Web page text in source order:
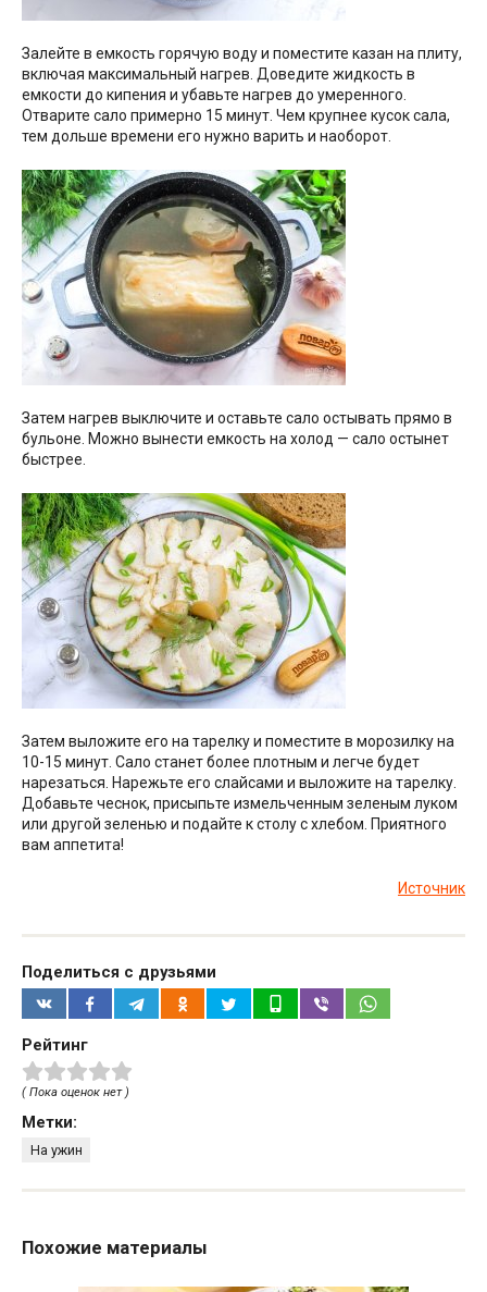
Залейте в емкость горячую воду и поместите казан на плиту,
включая максимальный нагрев. Доведите жидкость в
емкости до кипения и убавьте нагрев до умеренного.
Отварите сало примерно 15 минут. Чем крупнее кусок сала,
тем дольше времени его нужно варить и наоборот.
Затем нагрев выключите и оставьте сало остывать прямо в
бульоне. Можно вынести емкость на холод — сало остынет
быстрее.
Затем выложите его на тарелку и поместите в морозилку на
10-15 минут. Сало станет более плотным и легче будет
нарезаться. Нарежьте его слайсами и выложите на тарелку.
Добавьте чеснок, присыпьте измельченным зеленым луком
или другой зеленью и подайте к столу с хлебом. Приятного
вам аппетита!
Источник
Поделиться с друзьями
Рейтинг
( Пока оценок нет )
Метки:
На ужин
Похожие материалы